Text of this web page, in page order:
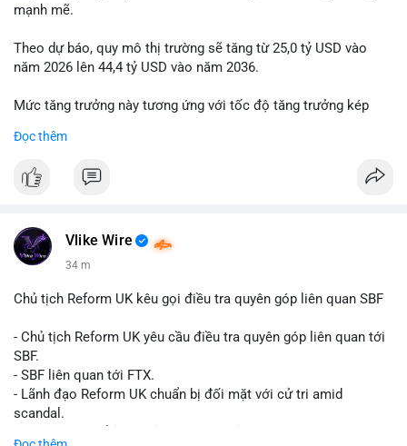
mạnh mẽ.
Theo dự báo, quy mô thị trường sẽ tăng từ 25,0 tỷ USD vào
năm 2026 lên 44,4 tỷ USD vào năm 2036.
Mức tăng trưởng này tương ứng với tốc độ tăng trưởng kép
nhà đầu tư trong ngành vật liệu xây dựng và hạ tầng.
nhựa polyolefin trong tương lai?
Đọc thêm
Vlike Wire
34 m
Chủ tịch Reform UK kêu gọi điều tra quyên góp liên quan SBF
- Chủ tịch Reform UK yêu cầu điều tra quyên góp liên quan tới
SBF.
- SBF liên quan tới FTX.
- Lãnh đạo Reform UK chuẩn bị đối mặt với cử tri amid
scandal.